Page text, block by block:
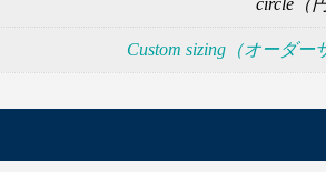
circle（円
Custom sizing（オーダー